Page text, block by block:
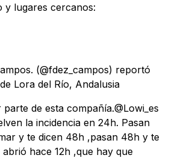
y lugares cercanos:
(@fdez_campos) reportó
Lora del Río, Andalusia
de esta compañía.@Lowi_es
la incidencia en 24h. Pasan
y te dicen 48h ,pasan 48h y te
hace 12h ,que hay que